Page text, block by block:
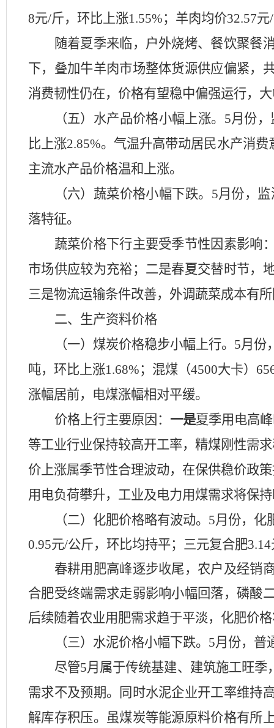
8元/斤，环比上涨1.55%；羊肉均价32.57
随着夏季来临，户外烧烤、餐饮聚餐
下，叠加牛羊肉市场整体货源供应偏紧，
消费韧性仍在，价格有望稳中偏强运行，
（五）水产品价格小幅上涨。 5月份
比上涨2.85%。气温升高带动居民水产消
主流水产品价格温和上涨。
（六）蔬菜价格小幅下跌。 5月份，
落特征。
蔬菜价格下行主要受季节性因素影响
市场供应较为充裕；二是春夏交替时节，
三是物流运输条件改善，外调蔬菜成本有
二、生产资料价格
（一）煤炭价格稳步小幅上行。 5月份
吨，环比上涨1.68%；混煤（4500大卡）
涨幅居前，电煤涨幅相对平缓。
价格上行主要原因： 一是夏季用电高
等工业行业保持较高开工率，精煤刚性需
价上涨属季节性合理波动，在保供稳价政
用电负荷攀升，工业及电力用煤需求将保
（二）化肥价格略有波动。 5月份， 化
0.95元/公斤， 环比均持平； 三元复合肥3.14
春耕用肥高峰逐步收尾，农户及经销
合肥受终端需求走弱影响小幅回落，磷酸
后续随着农业用肥需求趋于平淡，化肥价
（三）水泥价格小幅下跌。 5月份， 普
尽管5月属于传统基建、建筑施工旺
需求不及预期。同时水泥企业开工率维持
解库存积压。虽煤炭等能源原料价格有所